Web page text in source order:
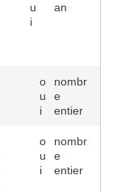
u
i
an
o
u
i
nombr
e
entier
o
u
i
nombr
e
entier